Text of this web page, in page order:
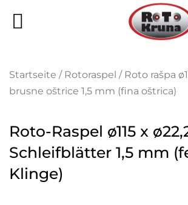
Startseite / Rotoraspel / Roto rašpa
brusne oštrice 1,5 mm (fina oštrica)
Roto-Raspel ø115 x
Schleifblätter 1,5 mm
Klinge)